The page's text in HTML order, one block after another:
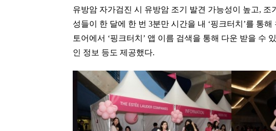
유방암 자가검진 시 유방암 조기 발견 가능성이 높고,
성들이 한 달에 한 번 3분만 시간을 내 ‘핑크터치’를 통
토어에서 ‘핑크터치’ 앱 이름 검색을 통해 다운 받을 수
인 정보 등도 제공했다.